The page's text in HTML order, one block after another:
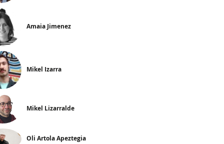
Amaia Jimenez
Mikel Izarra
Mikel Lizarralde
Oli Artola Apeztegia